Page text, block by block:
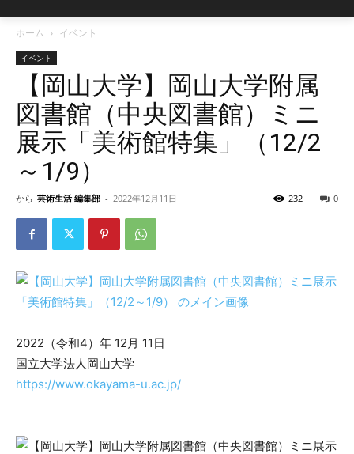
ホーム イベント
イベント
【岡山大学】岡山大学附属
図書館（中央図書館）ミニ
展示「美術館特集」（12/2
～1/9）
から 芸術生活 編集部 - 2022年12月11日 0
232
2022（令和4）年 12月 11日
国立大学法人岡山大学
https://www.okayama-u.ac.jp/